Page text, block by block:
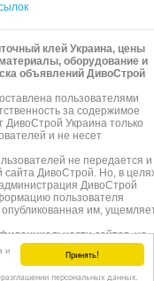
Принять!
и
персональных данных.
клей Украина, цены
оборудование и
объявлений ДивоСтрой
пользователями
за содержимое
Украина только
и не несет
не передается и
сайта ДивоСтрой. Но, в
ДивоСтрой
пользователя
им,
сайтов, на
нашего
Network. Чтобы узнать